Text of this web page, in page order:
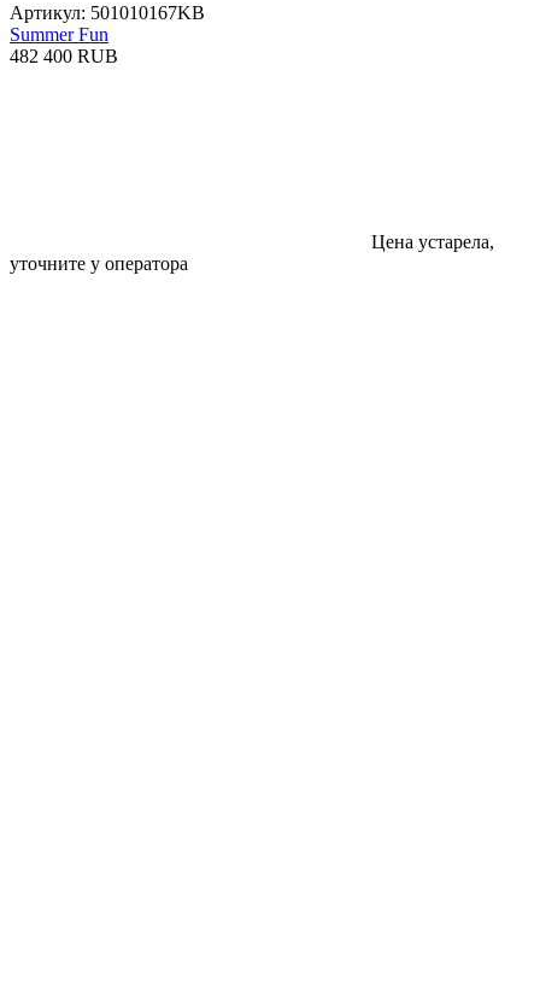
Артикул: 501010167KB
Summer Fun
482 400 RUB
Цена устарела,
уточните у оператора